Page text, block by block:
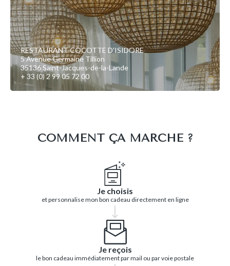
RESTAURANT COCOTTE D'ISIDORE
5 Avenue Germaine Tillion
35136 Saint-Jacques-de-la-Lande
+ 33 (0) 2 99 05 72 00
COMMENT ÇA MARCHE ?
Je choisis
et personnalise mon bon cadeau directement en ligne
Je reçois
le bon cadeau immédiatement par mail ou par voie postale